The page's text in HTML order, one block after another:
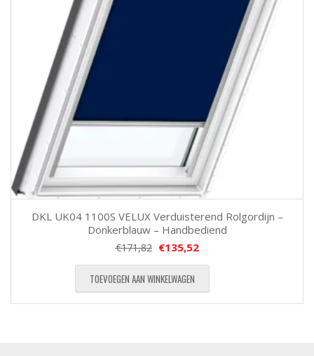
DKL UK04 1100S VELUX Verduisterend Rolgordijn –
Donkerblauw – Handbediend
€171,82 €135,52
TOEVOEGEN AAN WINKELWAGEN